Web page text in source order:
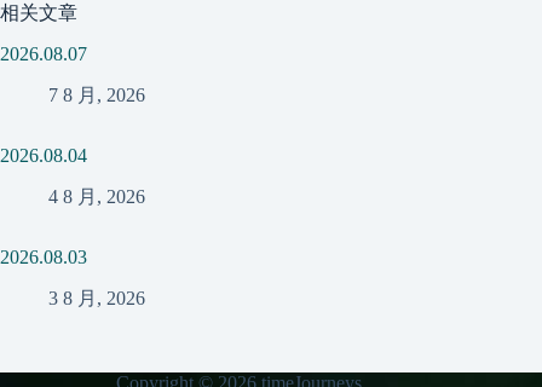
相关文章
2026.08.07
7 8 月, 2026
2026.08.04
4 8 月, 2026
2026.08.03
3 8 月, 2026
Copyright © 2026 timeJourneys